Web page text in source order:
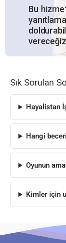
Bu
Sık Sorulan
Hayalistan
Hangi
Oyunun
Kimler için